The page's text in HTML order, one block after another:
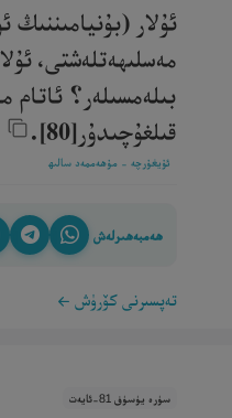
ئۇلار
مەسلىھەتلەشتى،
بىلەمسىلەر؟
قىلغۇچىدۇر[80].‎
ئۇيغۇرچە - مۇھەممەد سالىھ
ھەمبەھىرلەش
تەپسىرنى كۆرۈش
سۈرە يۈسۈف 81-ئايەت